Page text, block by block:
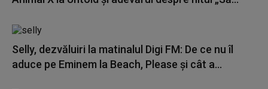
Selly, dezvăluiri la matinalul Digi FM: De ce nu îl
aduce pe Eminem la Beach, Please și cât a...